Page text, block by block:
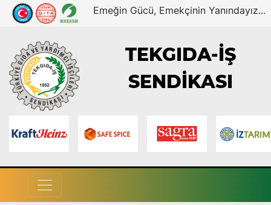
Emeğin Gücü, Emekçinin Yanındayız...
TEKGIDA-İŞ
SENDİKASI